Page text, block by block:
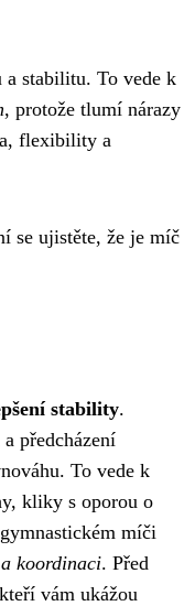
a stabilitu. To vede k
, protože tlumí nárazy
flexibility a
se ujistěte, že je míč
stability.
předcházení
To vede k
kliky s oporou o
míči
koordinaci. Před
vám ukážou